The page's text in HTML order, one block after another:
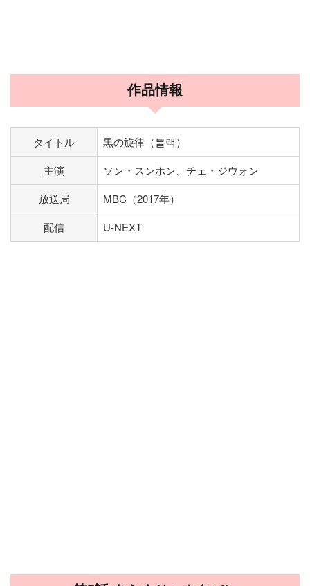
作品情報
タイトル
黒の旋律（블랙）
主演
ソン・スンホン、チェ・ジウォン
放送局
MBC（2017年）
配信
U-NEXT